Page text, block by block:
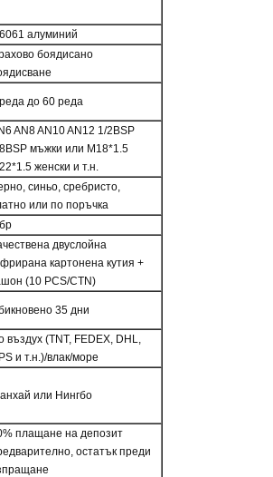
алуминий
боядисано
до 60 реда
AN8 AN10 AN12 1/2BSP
мъжки или M18*1.5
женски и т.н.
синьо, сребристо,
или по поръчка
двуслойна
картонена кутия +
(10 PCS/CTN)
35 дни
въздух (TNT, FEDEX, DHL,
и т.н.)/влак/море
или Нингбо
плащане на депозит
остатък преди